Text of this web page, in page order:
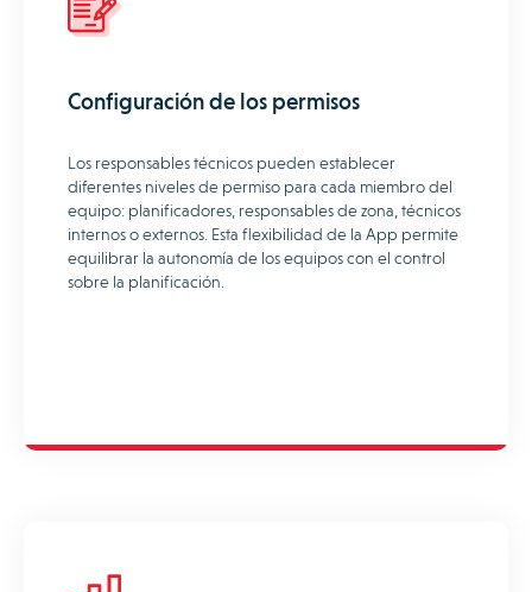
Configuración de los permisos
Los responsables técnicos pueden establecer
diferentes niveles de permiso para cada miembro del
equipo: planificadores, responsables de zona, técnicos
internos o externos. Esta flexibilidad de la App permite
equilibrar la autonomía de los equipos con el control
sobre la planificación.